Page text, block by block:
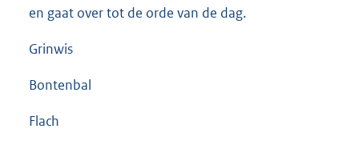
en gaat over tot de orde van de dag.
Grinwis
Bontenbal
Flach